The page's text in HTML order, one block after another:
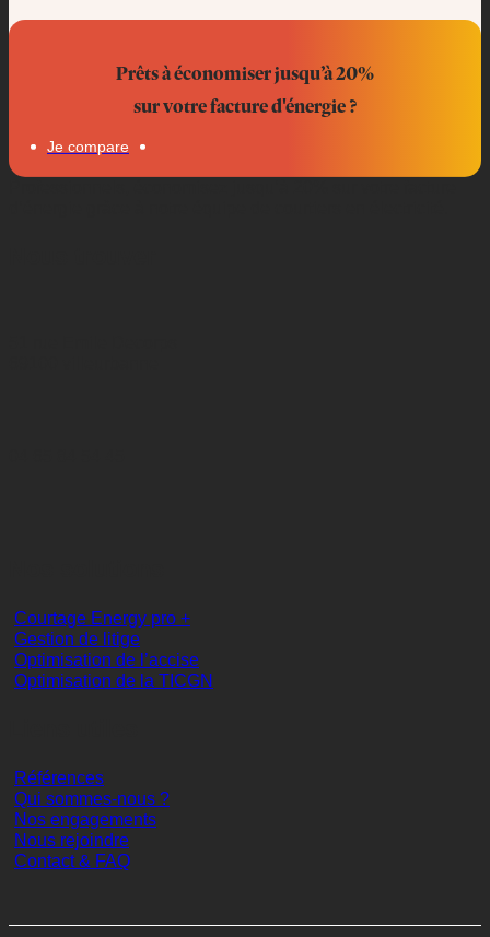
Prêts à économiser jusqu’à 20%
sur votre facture d'énergie ?
Je compare
Courtage Energy pro +
Gestion de litige
Optimisation de l’accise
Optimisation de la TICGN
Références
Qui sommes-nous ?
Nos engagements
Nous rejoindre
Contact & FAQ